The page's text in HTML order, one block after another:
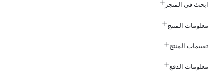
ابحث في المتجر
معلومات المنتج
تقييمات المنتج
معلومات الدفع